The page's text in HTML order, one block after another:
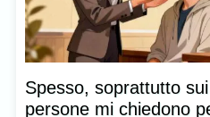
Spesso, soprattutto
persone mi chiedono